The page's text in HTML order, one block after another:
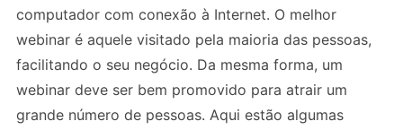
computador com conexão à Internet. O melhor
webinar é aquele visitado pela maioria das pessoas,
facilitando o seu negócio. Da mesma forma, um
webinar deve ser bem promovido para atrair um
grande número de pessoas. Aqui estão algumas